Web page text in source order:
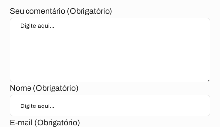
Seu comentário (Obrigatório)
Nome (Obrigatório)
E-mail (Obrigatório)